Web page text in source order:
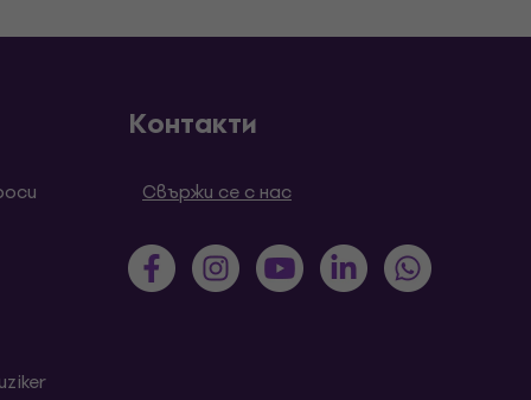
Контакти
Свържи се с нас